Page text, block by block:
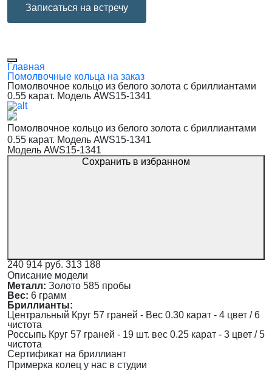
Записаться на встречу
Главная
Помолвочные кольца на заказ
Помолвочное кольцо из белого золота с бриллиантами
0.55 карат. Модель AWS15-1341
Помолвочное кольцо из белого золота с бриллиантами
0.55 карат. Модель AWS15-1341
Модель AWS15-1341
Сохранить в избранном
240 914 руб. 313 188
Описание модели
Металл: Золото 585 пробы
Вес: 6 грамм
Бриллианты:
Центральный Круг 57 граней - Вес 0.30 карат - 4 цвет / 6
чистота
Россыпь Круг 57 граней - 19 шт. вес 0.25 карат - 3 цвет / 5
чистота
Сертификат на бриллиант
Примерка колец у нас в студии